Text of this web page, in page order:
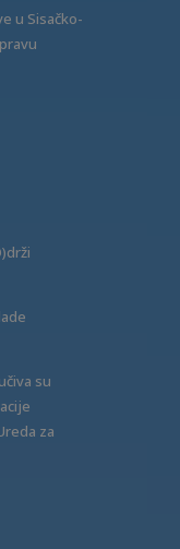
u Sisačko-
su
za